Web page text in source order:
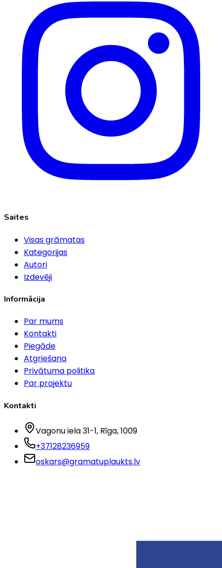
Saites
Visas grāmatas
Kategorijas
Autori
Izdevēji
Informācija
Par mums
Kontakti
Piegāde
Atgriešana
Privātuma politika
Par projektu
Kontakti
Vagonu iela 31-1, Rīga, 1009
+37128236959
oskars@gramatuplaukts.lv